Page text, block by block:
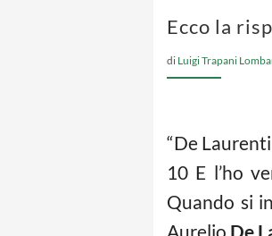
Ecco la
di Luigi Trapani
“De
10 E l’ho
Quando si
Aurelio De